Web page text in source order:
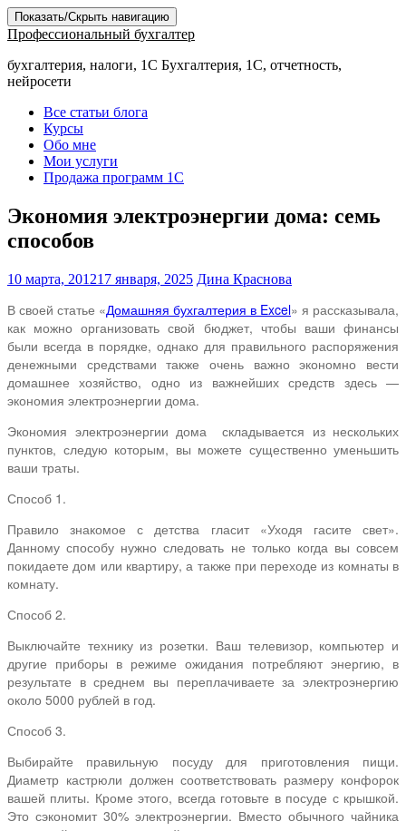
Показать/Скрыть навигацию
Профессиональный бухгалтер
бухгалтерия, налоги, 1С Бухгалтерия, 1С, отчетность,
нейросети
Все статьи блога
Курсы
Обо мне
Мои услуги
Продажа программ 1С
Экономия электроэнергии дома: семь
способов
10 марта, 201217 января, 2025 Дина Краснова
В своей статье «Домашняя бухгалтерия в Excel» я рассказывала,
как можно организовать свой бюджет, чтобы ваши финансы
были всегда в порядке, однако для правильного распоряжения
денежными средствами также очень важно экономно вести
домашнее хозяйство, одно из важнейших средств здесь —
экономия электроэнергии дома.
Экономия электроэнергии дома
складывается из нескольких
пунктов, следую которым, вы можете существенно уменьшить
ваши траты.
Способ 1.
Правило знакомое с детства гласит «Уходя гасите свет».
Данному способу нужно следовать не только когда вы совсем
покидаете дом или квартиру, а также при переходе из комнаты в
комнату.
Способ 2.
Выключайте технику из розетки. Ваш телевизор, компьютер и
другие приборы в режиме ожидания потребляют энергию, в
результате в среднем вы переплачиваете за электроэнергию
около 5000 рублей в год.
Способ 3.
Выбирайте правильную посуду для приготовления пищи.
Диаметр кастрюли должен соответствовать размеру конфорок
вашей плиты. Кроме этого, всегда готовьте в посуде с крышкой.
Это сэкономит 30% электроэнергии. Вместо обычного чайника